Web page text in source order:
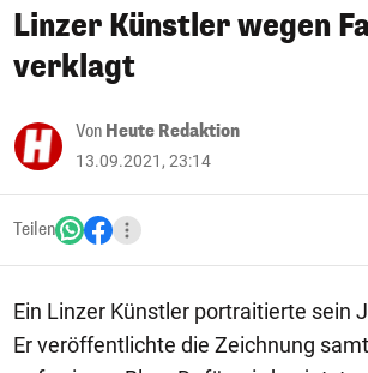
Linzer Künstler wegen
verklagt
Von Heute Redaktion
13.09.2021, 23:14
Teilen
Ein Linzer Künstler portraitierte sein
Er veröffentlichte die Zeichnung